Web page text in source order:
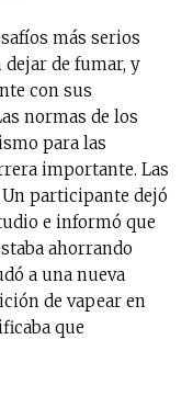
diario y
más serios
de fumar, y
con sus
normas de los
para las
importante. Las
participante dejó
e informó que
ahorrando
a una nueva
de vapear en
que